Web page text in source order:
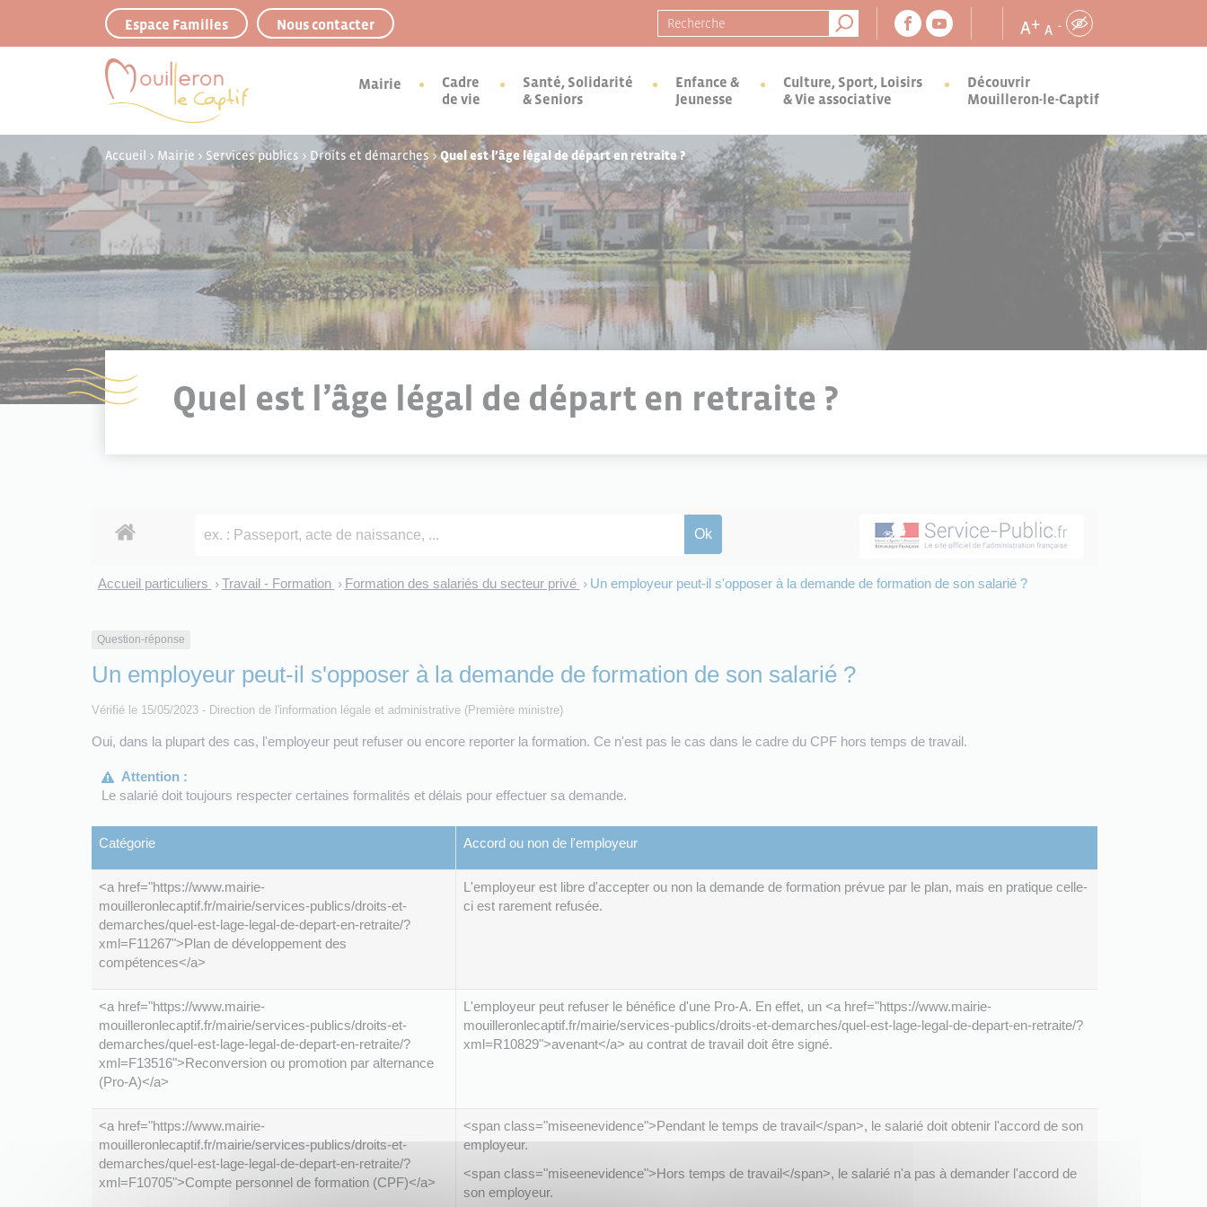
Espace Familles Nous contacter Recherche pour : A+ A -
Mairie
Cadre
de vie
Santé, Solidarité
& Seniors
Enfance &
Jeunesse
Culture, Sport, Loisirs
& Vie associative
Découvrir
Mouilleron-le-Captif
Accueil > Mairie > Services publics > Droits et démarches >Quel est l’âge légal de départ en retraite ?
Quel est l’âge légal de départ en retraite ?
Accueil particuliers > Travail - Formation > Formation des salariés du secteur privé > Un employeur peut-il s'opposer à la demande de formation de son salarié ?
Question-réponse
Un employeur peut-il s'opposer à la demande de formation de son salarié ?
Vérifié le 15/05/2023 - Direction de l'information légale et administrative (Première ministre)
Oui, dans la plupart des cas, l'employeur peut refuser ou encore reporter la formation. Ce n'est pas le cas dans le cadre du CPF hors temps de travail.
Attention :
Le salarié doit toujours respecter certaines formalités et délais pour effectuer sa demande.
Catégorie Accord ou non de l'employeur
<a href="https://www.mairie-
mouilleronlecaptif.fr/mairie/services-publics/droits-et-
demarches/quel-est-lage-legal-de-depart-en-retraite/?
xml=F11267">Plan de développement des
compétences</a>
L'employeur est libre d'accepter ou non la demande de formation prévue par le plan, mais en pratique celle-
ci est rarement refusée.
<a href="https://www.mairie-
mouilleronlecaptif.fr/mairie/services-publics/droits-et-
demarches/quel-est-lage-legal-de-depart-en-retraite/?
xml=F13516">Reconversion ou promotion par alternance
(Pro-A)</a>
L'employeur peut refuser le bénéfice d'une Pro-A. En effet, un <a href="https://www.mairie-
mouilleronlecaptif.fr/mairie/services-publics/droits-et-demarches/quel-est-lage-legal-de-depart-en-retraite/?
xml=R10829">avenant</a> au contrat de travail doit être signé.
<a href="https://www.mairie-
mouilleronlecaptif.fr/mairie/services-publics/droits-et-
demarches/quel-est-lage-legal-de-depart-en-retraite/?
xml=F10705">Compte personnel de formation (CPF)</a>
<span class="miseenevidence">Pendant le temps de travail</span>, le salarié doit obtenir l'accord de son
employeur.
<span class="miseenevidence">Hors temps de travail</span>, le salarié n'a pas à demander l'accord de
son employeur.
Panneau de gestion des cookies